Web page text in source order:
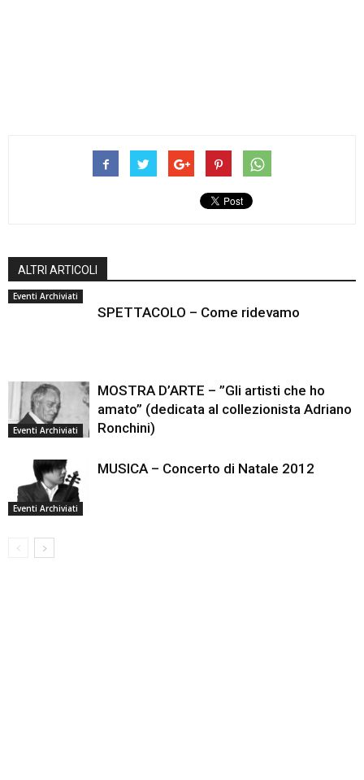
ALTRI ARTICOLI
Eventi Archiviati
SPETTACOLO – Come ridevamo
Eventi Archiviati
MOSTRA D’ARTE – ”Gli artisti che ho
amato” (dedicata al collezionista Adriano
Ronchini)
Eventi Archiviati
MUSICA – Concerto di Natale 2012